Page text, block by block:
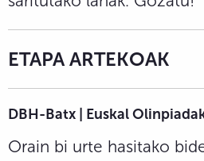
ETAPA ARTEKOAK
DBH-Batx | Euskal
Orain bi urte hasitako